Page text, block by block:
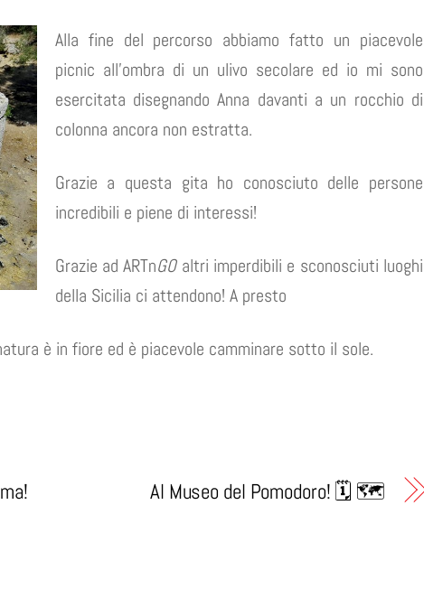
Alla fine del percorso abbiamo fatto un piacevole
picnic all’ombra di un ulivo secolare ed io mi sono
esercitata disegnando Anna davanti a un rocchio di
colonna ancora non estratta.
Grazie a questa gita ho conosciuto delle persone
incredibili e piene di interessi!
Grazie ad ARTnGOaltri imperdibili e sconosciuti luoghi
della Sicilia ci attendono! A presto
è in fiore ed è piacevole camminare sotto il sole.
Al Museo del Pomodoro! 🗓 🗺